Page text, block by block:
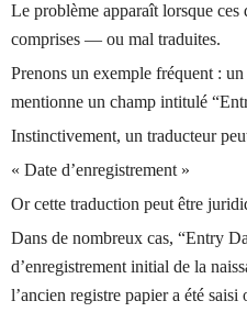
Le problème apparaît lorsque ces
comprises — ou mal traduites.
Prenons un exemple fréquent :
mentionne un champ intitulé
Instinctivement, un traducteur
« Date d’enregistrement »
Or cette traduction peut être
Dans de nombreux cas, “Entry
d’enregistrement initial de la
l’ancien registre papier a été saisi